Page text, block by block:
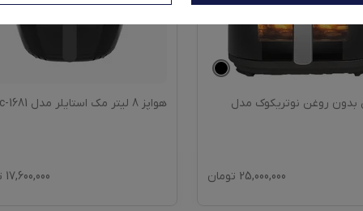
روغن نوتریکوک مدل
25,000,000 تومان
هواپز 8 لیتر مک استایلر مدل Mc-1681
17,600,000